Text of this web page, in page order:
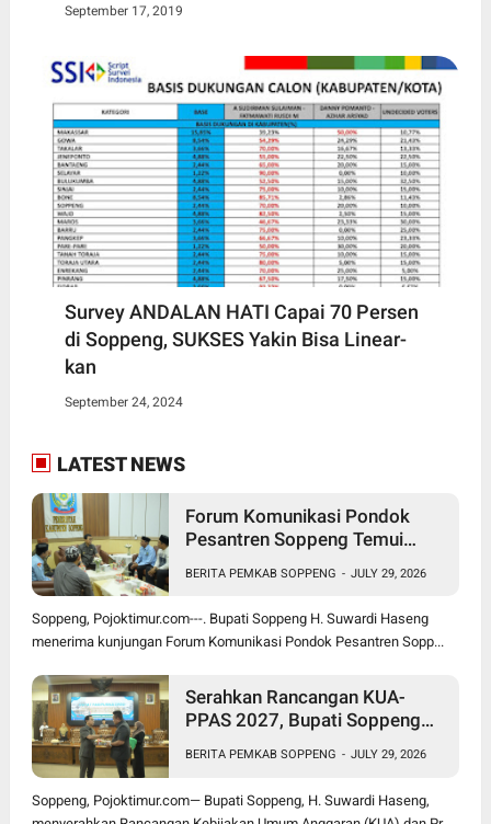
September 17, 2019
Survey ANDALAN HATI Capai 70 Persen
di Soppeng, SUKSES Yakin Bisa Linear-
kan
September 24, 2024
LATEST NEWS
Forum Komunikasi Pondok
Pesantren Soppeng Temui
BERITA PEMKAB SOPPENG - JULY 29, 2026
Soppeng, Pojoktimur.com---. Bupati Soppeng H. Suwardi Haseng
menerima kunjungan Forum Komunikasi Pondok Pesantren Sopp...
Serahkan Rancangan KUA-
PPAS 2027, Bupati Soppeng
BERITA PEMKAB SOPPENG - JULY 29, 2026
Soppeng, Pojoktimur.com— Bupati Soppeng, H. Suwardi Haseng,